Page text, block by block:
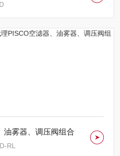
油雾器、调压阀组合
RL